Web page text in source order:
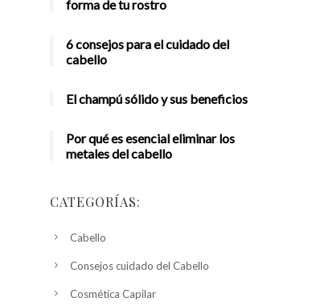
forma de tu rostro
6 consejos para el cuidado del
cabello
El champú sólido y sus beneficios
Por qué es esencial eliminar los
metales del cabello
CATEGORÍAS:
Cabello
Consejos cuidado del Cabello
Cosmética Capilar